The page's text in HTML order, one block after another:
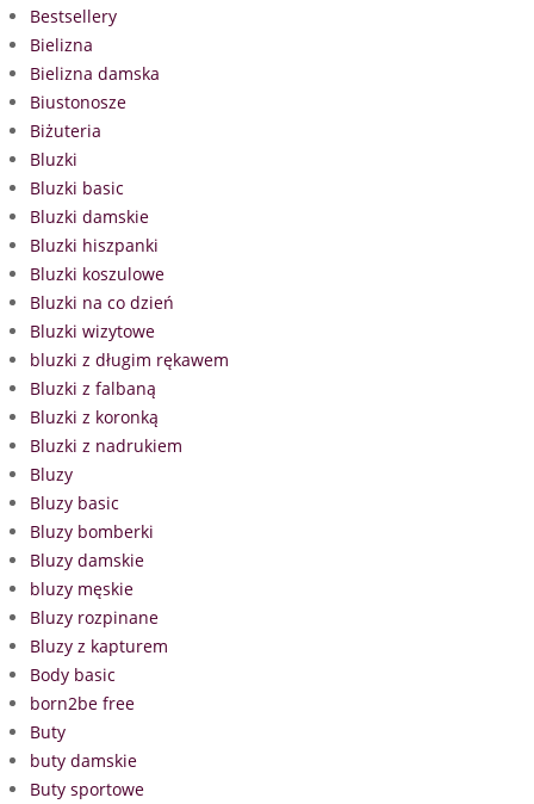
Bestsellery
Bielizna
Bielizna damska
Biustonosze
Biżuteria
Bluzki
Bluzki basic
Bluzki damskie
Bluzki hiszpanki
Bluzki koszulowe
Bluzki na co dzień
Bluzki wizytowe
bluzki z długim rękawem
Bluzki z falbaną
Bluzki z koronką
Bluzki z nadrukiem
Bluzy
Bluzy basic
Bluzy bomberki
Bluzy damskie
bluzy męskie
Bluzy rozpinane
Bluzy z kapturem
Body basic
born2be free
Buty
buty damskie
Buty sportowe